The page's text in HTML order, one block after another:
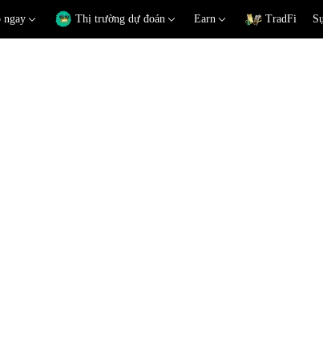
ngay Thị trường dự đoán Earn TradFi